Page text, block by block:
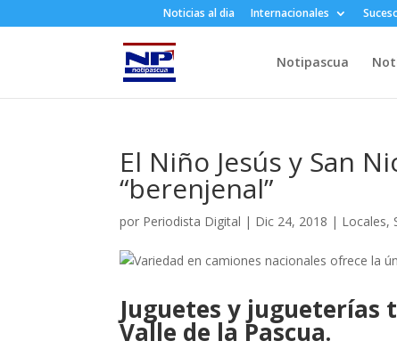
Noticias al dia Internacionales
Notipascua
El Niño Jesús y San
“berenjenal”
por Periodista Digital | Dic 24, 2018 | Locales,
Juguetes y jugueterías
Valle de la Pascua.